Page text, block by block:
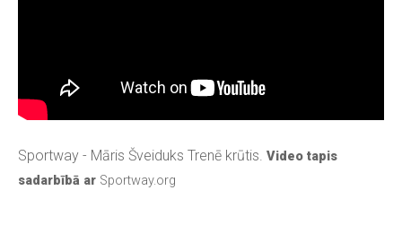
Sportway - Māris Šveiduks Trenē krūtis. Video tapis
sadarbībā ar Sportway.org